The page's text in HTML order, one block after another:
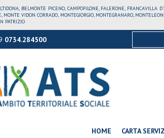
BELMONTE PICENO, CAMPOFILONE, FALERONE, FRANCAVILLA
MONTE VIDON CORRADO, MONTEGIORGIO, MONTEGRANARO,
PATRIZIO
0734.284500
HOME CARTA